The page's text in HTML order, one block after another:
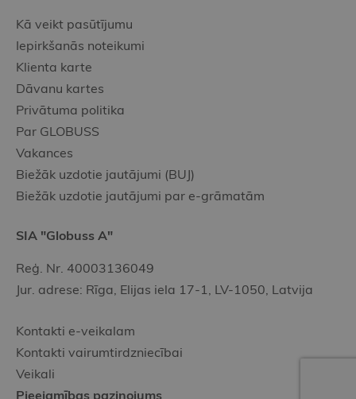
Kā veikt pasūtījumu
Iepirkšanās noteikumi
Klienta karte
Dāvanu kartes
Privātuma politika
Par GLOBUSS
Vakances
Biežāk uzdotie jautājumi (BUJ)
Biežāk uzdotie jautājumi par e-grāmatām
SIA "Globuss A"
Reģ. Nr. 40003136049
Jur. adrese: Rīga, Elijas iela 17-1, LV-1050, Latvija
Kontakti e-veikalam
Kontakti vairumtirdzniecībai
Veikali
Pieejamības paziņojums